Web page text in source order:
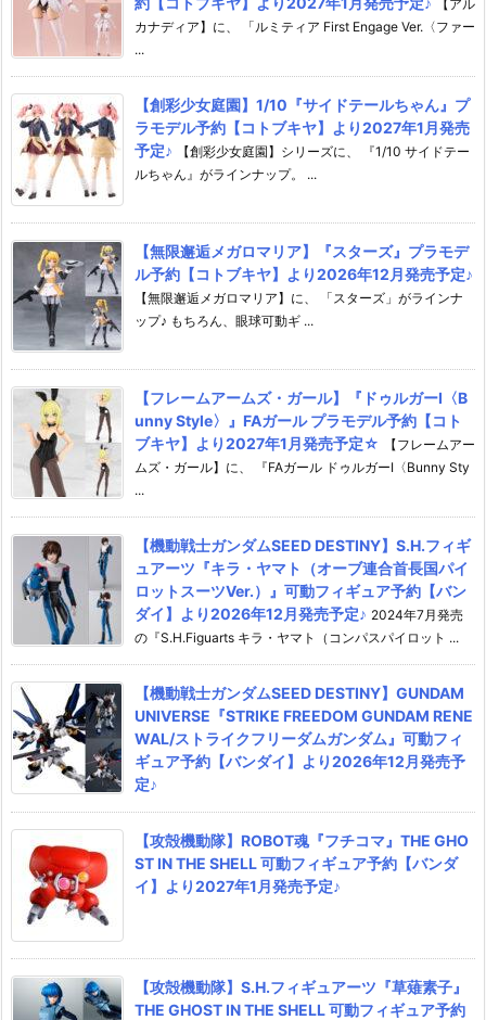
【アル
カナディア】に、 「ルミティア First Engage Ver.〈ファー
...
【創彩少女庭園】1/10『サイドテールちゃん』プ
ラモデル予約【コトブキヤ】より2027年1月発売
予定♪
【創彩少女庭園】シリーズに、 『1/10 サイドテー
ルちゃん』がラインナップ。 ...
【無限邂逅メガロマリア】『スターズ』プラモデ
ル予約【コトブキヤ】より2026年12月発売予定♪
【無限邂逅メガロマリア】に、 「スターズ」がラインナ
ップ♪ もちろん、眼球可動ギ ...
【フレームアームズ・ガール】『ドゥルガーI〈B
unny Style〉』FAガール プラモデル予約【コト
ブキヤ】より2027年1月発売予定☆
【フレームアー
ムズ・ガール】に、 『FAガール ドゥルガーI〈Bunny Sty
...
【機動戦士ガンダムSEED DESTINY】S.H.フィギ
ュアーツ『キラ・ヤマト（オーブ連合首長国パイ
ロットスーツVer.）』可動フィギュア予約【バン
ダイ】より2026年12月発売予定♪ 2024年7月発売
の『S.H.Figuarts キラ・ヤマト（コンパスパイロット ...
【機動戦士ガンダムSEED DESTINY】GUNDAM
UNIVERSE『STRIKE FREEDOM GUNDAM RENE
WAL/ストライクフリーダムガンダム』可動フィ
ギュア予約【バンダイ】より2026年12月発売予
定♪
【攻殻機動隊】ROBOT魂『フチコマ』THE GHO
ST IN THE SHELL 可動フィギュア予約【バンダ
イ】より2027年1月発売予定♪
【攻殻機動隊】S.H.フィギュアーツ『草薙素子』
THE GHOST IN THE SHELL 可動フィギュア予約